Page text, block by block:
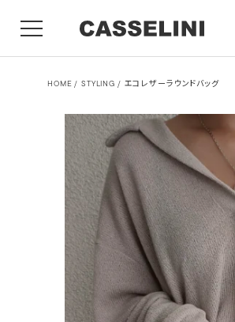
HOME STYLING エコレザーラウンドバッグ